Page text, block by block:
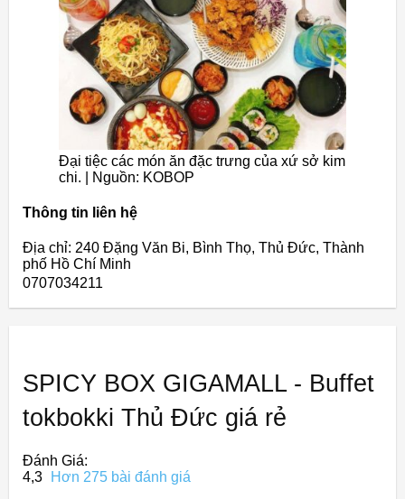
Đại tiệc các món ăn đặc trưng của xứ sở kim
chi. | Nguồn: KOBOP
Thông tin liên hệ
Địa chỉ: 240 Đặng Văn Bi, Bình Thọ, Thủ Đức, Thành
phố Hồ Chí Minh
0707034211
SPICY BOX GIGAMALL - Buffet
tokbokki Thủ Đức giá rẻ
Đánh Giá:
4,3
Hơn 275 bài đánh giá